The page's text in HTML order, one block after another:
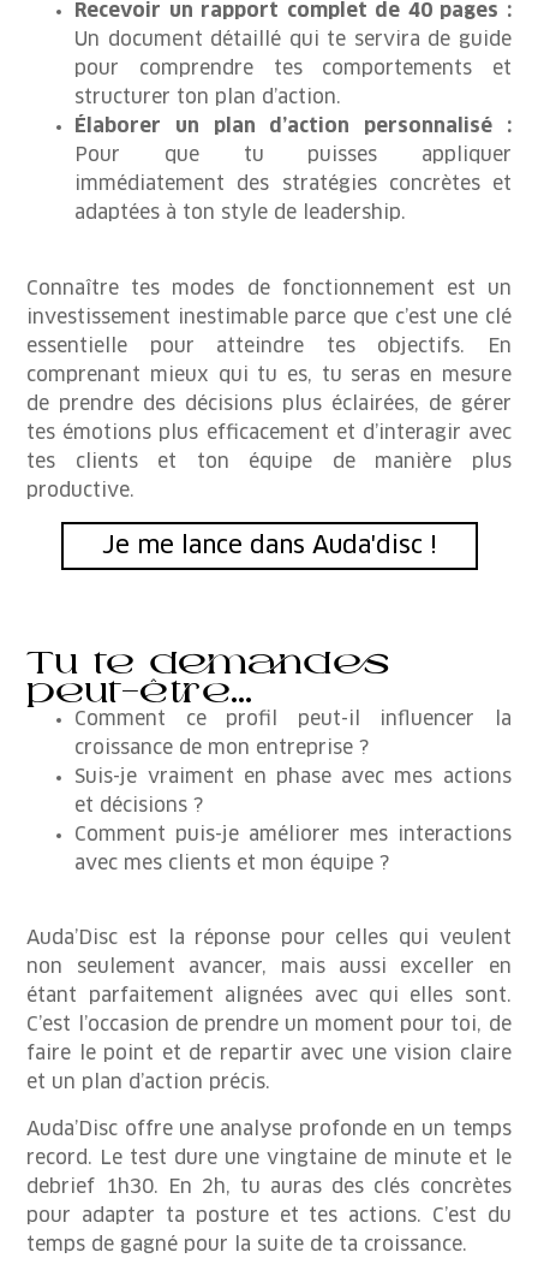
Recevoir un rapport complet de 40 pages :
Un document détaillé qui te servira de guide
pour comprendre tes comportements et
structurer ton plan d’action.
Élaborer un plan d’action personnalisé :
Pour que tu puisses appliquer
immédiatement des stratégies concrètes et
adaptées à ton style de leadership.
Connaître tes modes de fonctionnement est un
investissement inestimable parce que c’est une clé
essentielle pour atteindre tes objectifs. En
comprenant mieux qui tu es, tu seras en mesure
de prendre des décisions plus éclairées, de gérer
tes émotions plus efficacement et d’interagir avec
tes clients et ton équipe de manière plus
productive.
Je me lance dans Auda'disc !
Tu te demandes
peut-être...
Comment ce profil peut-il influencer la
croissance de mon entreprise ?
Suis-je vraiment en phase avec mes actions
et décisions ?
Comment puis-je améliorer mes interactions
avec mes clients et mon équipe ?
Auda’Disc est la réponse pour celles qui veulent
non seulement avancer, mais aussi exceller en
étant parfaitement alignées avec qui elles sont.
C’est l’occasion de prendre un moment pour toi, de
faire le point et de repartir avec une vision claire
et un plan d’action précis.
Auda’Disc offre une analyse profonde en un temps
record. Le test dure une vingtaine de minute et le
debrief 1h30. En 2h, tu auras des clés concrètes
pour adapter ta posture et tes actions. C’est du
temps de gagné pour la suite de ta croissance.